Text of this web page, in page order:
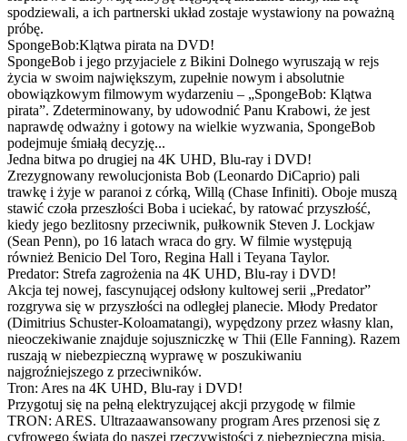
spodziewali, a ich partnerski układ zostaje wystawiony na poważną
próbę.
SpongeBob:Klątwa pirata na DVD!
SpongeBob i jego przyjaciele z Bikini Dolnego wyruszają w rejs
życia w swoim największym, zupełnie nowym i absolutnie
obowiązkowym filmowym wydarzeniu – „SpongeBob: Klątwa
pirata”. Zdeterminowany, by udowodnić Panu Krabowi, że jest
naprawdę odważny i gotowy na wielkie wyzwania, SpongeBob
podejmuje śmiałą decyzję...
Jedna bitwa po drugiej na 4K UHD, Blu-ray i DVD!
Zrezygnowany rewolucjonista Bob (Leonardo DiCaprio) pali
trawkę i żyje w paranoi z córką, Willą (Chase Infiniti). Oboje muszą
stawić czoła przeszłości Boba i uciekać, by ratować przyszłość,
kiedy jego bezlitosny przeciwnik, pułkownik Steven J. Lockjaw
(Sean Penn), po 16 latach wraca do gry. W filmie występują
również Benicio Del Toro, Regina Hall i Teyana Taylor.
Predator: Strefa zagrożenia na 4K UHD, Blu-ray i DVD!
Akcja tej nowej, fascynującej odsłony kultowej serii „Predator”
rozgrywa się w przyszłości na odległej planecie. Młody Predator
(Dimitrius Schuster-Koloamatangi), wypędzony przez własny klan,
nieoczekiwanie znajduje sojuszniczkę w Thii (Elle Fanning). Razem
ruszają w niebezpieczną wyprawę w poszukiwaniu
najgroźniejszego z przeciwników.
Tron: Ares na 4K UHD, Blu-ray i DVD!
Przygotuj się na pełną elektryzującej akcji przygodę w filmie
TRON: ARES. Ultrazaawansowany program Ares przenosi się z
cyfrowego świata do naszej rzeczywistości z niebezpieczną misją.